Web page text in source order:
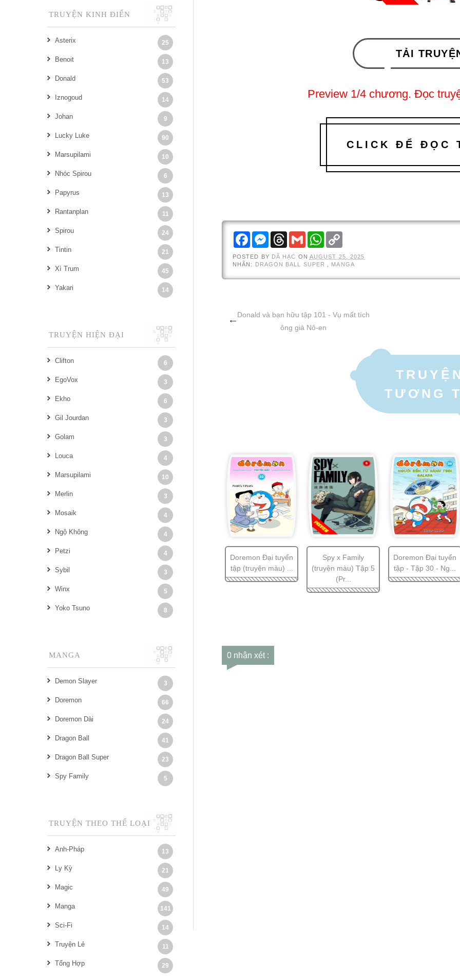
TẢI
Preview 1/4 chương. Đọc
CLICK ĐỂ ĐỌC
E
B
O
M
S
E
N
H
E
A
D
G
M
I
L
H
T
S
A
Y
L
I
POSTED BY DÃ HẠC ON AUGUST 25, 2025
NHÃN:
DRAGON BALL SUPER MANGA
Donald và bạn hữu tập 101 - Vụ mất tích
ông già Nô-en
TƯƠNG
Doremon Đại tuyển
tập (truyện màu) ...
Spy x Family
(truyện màu) Tập 5
(Pr...
Doremon Đại tuyển
tập - Tập 30 - Ng...
0 nhận xét :
TRUYỆN KINH ĐIỂN
Asterix 25
Benoit 13
Donald 53
Iznogoud 14
Johan 9
Lucky Luke 90
Marsupilami 10
Nhóc Spirou 6
Papyrus 13
Rantanplan 11
Spirou 24
Tintin 21
Xì Trum 45
Yakari 14
TRUYỆN HIỆN ĐẠI
Clifton 6
EgoVox 3
Ekho 6
Gil Jourdan 3
Golam 3
Louca 4
Marsupilami 10
Merlin 3
Mosaik 4
Ngộ Không 4
Petzi 4
Sybil 3
Winx 5
Yoko Tsuno 8
MANGA
Demon Slayer 3
Doremon 66
Doremon Dài 24
Dragon Ball 41
Dragon Ball Super 23
Spy Family 5
TRUYỆN THEO THỂ LOẠI
Anh-Pháp 13
Ly Kỳ 21
Magic 49
Manga 141
Sci-Fi 14
Truyện Lẻ 11
Tổng Hợp 29